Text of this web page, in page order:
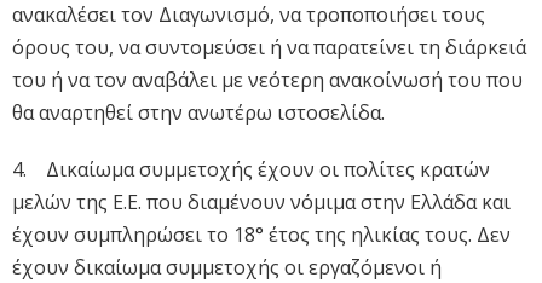
ανακαλέσει τον Διαγωνισμό, να τροποποιήσει τους
όρους του, να συντομεύσει ή να παρατείνει τη διάρκειά
του ή να τον αναβάλει με νεότερη ανακοίνωσή του που
θα αναρτηθεί στην ανωτέρω ιστοσελίδα.
4. Δικαίωμα συμμετοχής έχουν οι πολίτες κρατών
μελών της Ε.Ε. που διαμένουν νόμιμα στην Ελλάδα και
έχουν συμπληρώσει το 18° έτος της ηλικίας τους. Δεν
έχουν δικαίωμα συμμετοχής οι εργαζόμενοι ή